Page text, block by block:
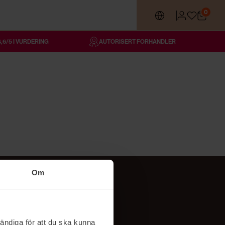
Om
för att du ska kunna
0
5 I VURDERING AUTORISERT FORHANDLER
Følg oss